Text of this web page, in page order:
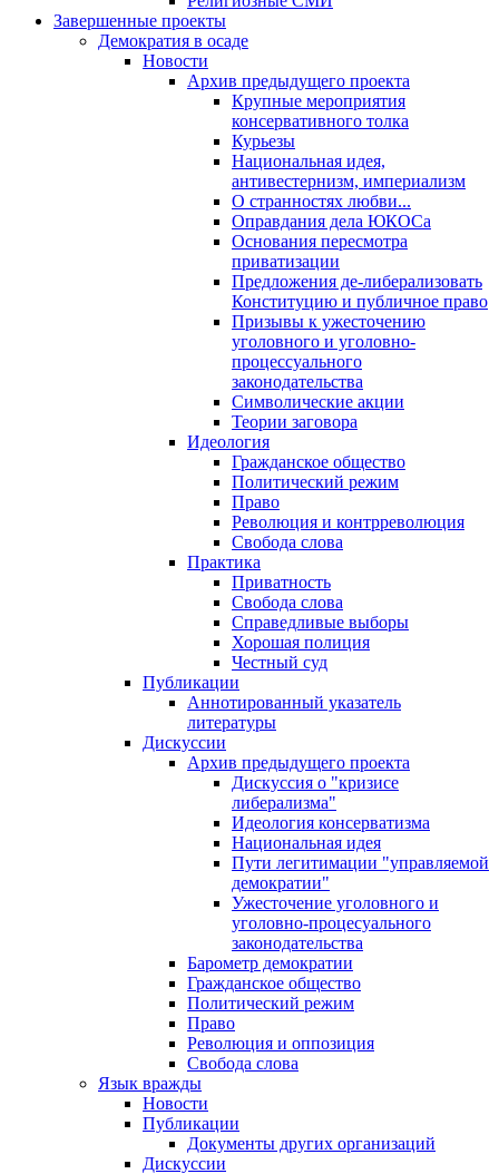
Завершенные проекты
Демократия в осаде
Новости
Архив предыдущего проекта
Крупные мероприятия
консервативного толка
Курьезы
Национальная идея,
антивестернизм, империализм
О странностях любви...
Оправдания дела ЮКОСа
Основания пересмотра
приватизации
Предложения де-либерализовать
Конституцию и публичное право
Призывы к ужесточению
уголовного и уголовно-
процессуального
законодательства
Символические акции
Теории заговора
Идеология
Гражданское общество
Политический режим
Право
Революция и контрреволюция
Свобода слова
Практика
Приватность
Свобода слова
Справедливые выборы
Хорошая полиция
Честный суд
Публикации
Аннотированный указатель
литературы
Дискуссии
Архив предыдущего проекта
Дискуссия о "кризисе
либерализма"
Идеология консерватизма
Национальная идея
Пути легитимации "управляемой
демократии"
Ужесточение уголовного и
уголовно-процесуального
законодательства
Барометр демократии
Гражданское общество
Политический режим
Право
Революция и оппозиция
Свобода слова
Язык вражды
Новости
Публикации
Документы других организаций
Дискуссии